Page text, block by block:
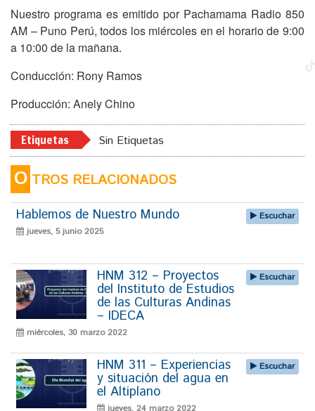
Nuestro programa es emitido por Pachamama Radio 850
AM – Puno Perú, todos los miércoles en el horario de 9:00
a 10:00 de la mañana.
Conducción: Rony Ramos
Producción: Anely Chino
Etiquetas Sin Etiquetas
O TROS RELACIONADOS
Hablemos de Nuestro Mundo
jueves, 5 junio 2025
Escuchar
HNM 312 – Proyectos
del Instituto de Estudios
de las Culturas Andinas
– IDECA
miércoles, 30 marzo 2022
Escuchar
HNM 311 – Experiencias
y situación del agua en
el Altiplano
jueves, 24 marzo 2022
Escuchar